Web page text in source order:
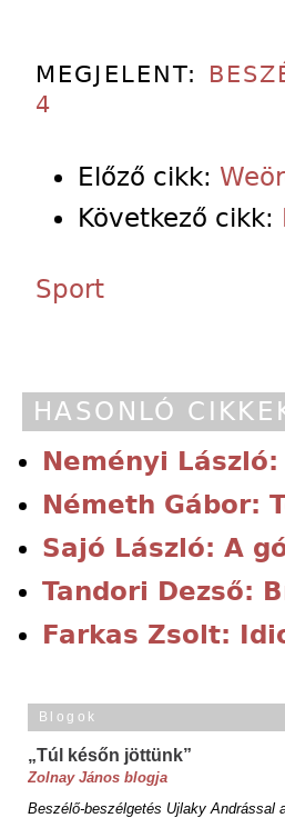
MEGJELENT:
4
Előző cikk:
Következő cikk:
Sport
HASONLÓ
Neményi
Németh Gábor:
Sajó László: A
Tandori Dezső:
Farkas Zsolt:
Blogok
„Túl későn jöttünk”
Zolnay János blogja
Beszélő-beszélgetés Ujlaky Andrással